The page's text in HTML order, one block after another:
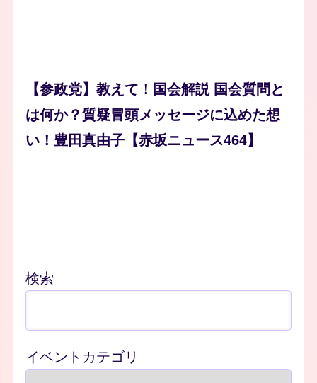
【参政党】教えて！国会解説 国会質問と
は何か？質疑冒頭メッセージに込めた想
い！豊田真由子【赤坂ニュース464】
検索
イベントカテゴリ